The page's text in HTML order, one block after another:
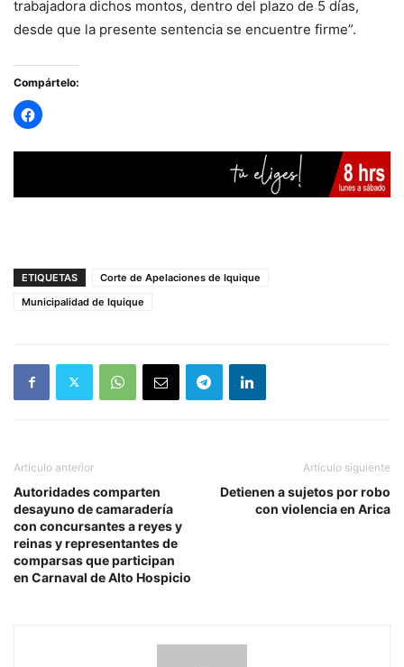
trabajadora dichos montos, dentro del plazo de 5 días,
desde que la presente sentencia se encuentre firme”.
Compártelo:
ETIQUETAS
Corte de Apelaciones de Iquique
Municipalidad de Iquique
Artículo anterior
Autoridades comparten
desayuno de camaradería
con concursantes a reyes y
reinas y representantes de
comparsas que participan
en Carnaval de Alto Hospicio
Artículo siguiente
Detienen a sujetos por robo
con violencia en Arica